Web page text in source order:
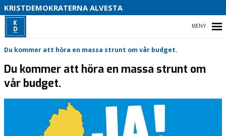
KRISTDEMOKRATERNA ALVESTA
HEM
INSÄNDARE
Du kommer att höra en massa strunt om vår budget.
Du kommer att höra en massa strunt om
vår budget.